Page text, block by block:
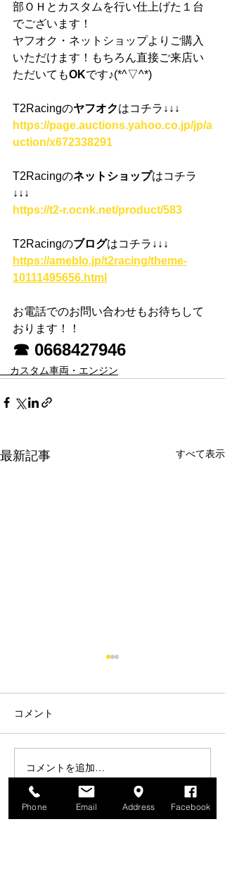
部ＯＨとカスタムを行い仕上げた１台
でございます！
ヤフオク・ネットショップよりご購入
いただけます！もちろん直接ご来店い
ただいてもOKです♪(*^▽^*)
T2Racingのヤフオクはコチラ ↓↓↓
https://page.auctions.yahoo.co.jp/jp/a
uction/x672338291
T2Racingのネットショップはコチラ
↓↓↓
https://t2-r.ocnk.net/product/583
T2Racingのブログはコチラ ↓↓↓
https://ameblo.jp/t2racing/theme-
10111495656.html
お電話でのお問い合わせもお待ちして
おります！！
☎ 0668427946
カスタム車両・エンジン
最新記事 すべて表示
★SOLD OUT★カスタム
委託販売車両 【 Castrol
MC28 】
コメント
コメントを追加…
Phone Email Address Facebook